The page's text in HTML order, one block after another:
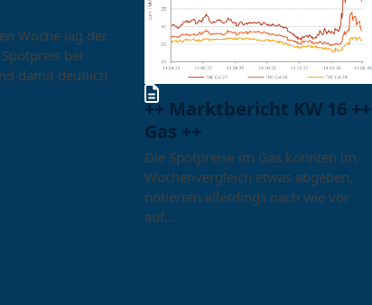
Woche lag der
bei
damit deutlich
++ Marktbericht KW 16 ++
Gas ++
Die Spotpreise im Gas konnten im
Wochenvergleich etwas abgeben,
notierten allerdings nach wie vor
auf…